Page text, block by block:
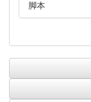
脚本